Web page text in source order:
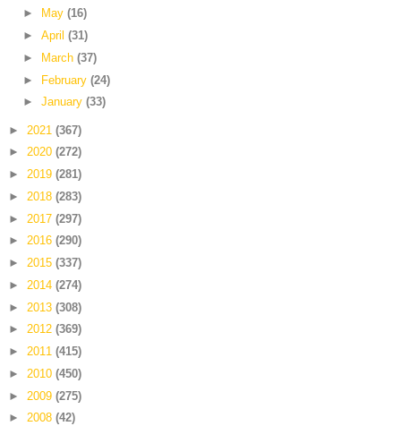
► May (16)
► April (31)
►
March (37)
► February (24)
► January (33)
► 2021 (367)
► 2020 (272)
► 2019 (281)
► 2018 (283)
► 2017 (297)
► 2016 (290)
► 2015 (337)
► 2014 (274)
► 2013 (308)
► 2012 (369)
► 2011 (415)
► 2010 (450)
► 2009 (275)
► 2008 (42)